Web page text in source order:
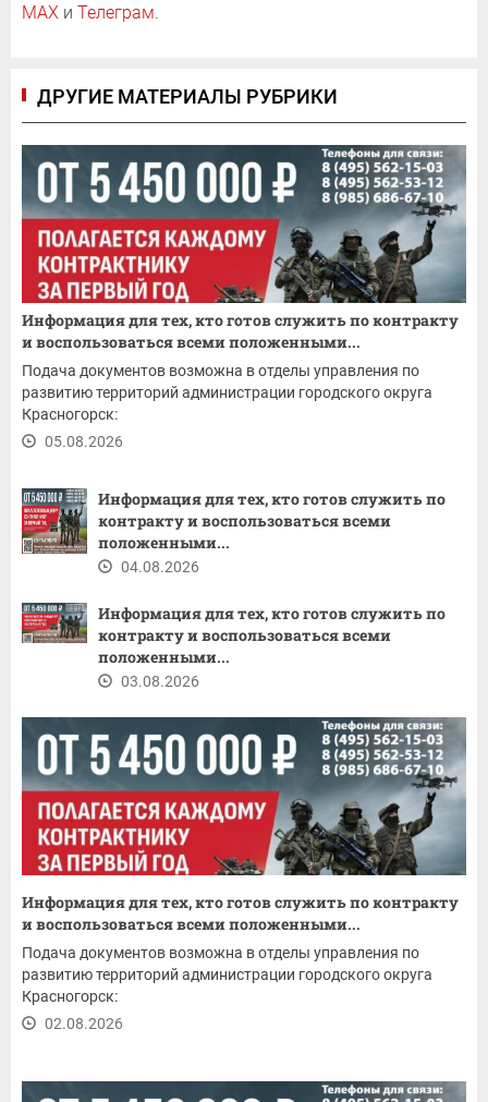
MAX и Телеграм.
ДРУГИЕ МАТЕРИАЛЫ РУБРИКИ
Информация для тех, кто готов служить по контракту
и воспользоваться всеми положенными...
Подача документов возможна в отделы управления по
развитию территорий администрации городского округа
Красногорск:
05.08.2026
Информация для тех, кто готов служить по
контракту и воспользоваться всеми
положенными...
04.08.2026
Информация для тех, кто готов служить по
контракту и воспользоваться всеми
положенными...
03.08.2026
Информация для тех, кто готов служить по контракту
и воспользоваться всеми положенными...
Подача документов возможна в отделы управления по
развитию территорий администрации городского округа
Красногорск:
02.08.2026